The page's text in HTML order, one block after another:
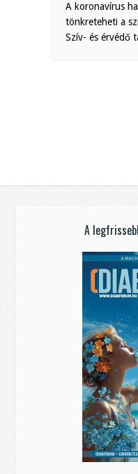
A koronavírus
tönkreteheti a
Szív- és érvédő
A